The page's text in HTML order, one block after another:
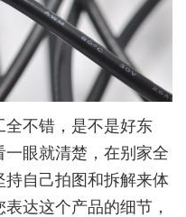
不错，是不是好东
眼就清楚，在别家全
自己拍图和拆解来体
达这个产品的细节，